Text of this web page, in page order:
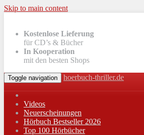
Skip to main content
Kostenlose Lieferung
für CD’s & Bücher
In Kooperation
mit den besten Shops
Toggle navigation hoerbuch-thriller.de
Videos
Neuerscheinungen
Hörbuch Bestseller 2026
Top 100 Hörbücher